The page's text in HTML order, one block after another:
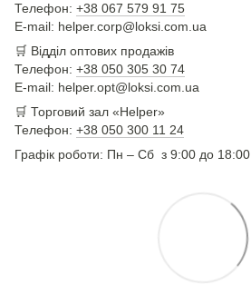
Телефон: +38 067 579 91 75
E-mail: helper.corp@loksi.com.ua
🛒 Відділ оптових продажів
Телефон: +38 050 305 30 74
E-mail: helper.opt@loksi.com.ua
🛒 Торговий зал «Helper»
Телефон: +38 050 300 11 24
Графік роботи: Пн – Сб з 9:00 до 18:00